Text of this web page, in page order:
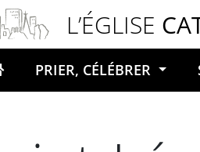
L’ÉGLISE
Votre recherche
PRIER, CÉLÉBRER
cookies